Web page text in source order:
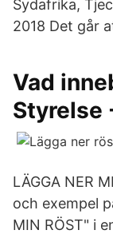
Sydafrika,
2018 Det går
Vad
Styrelse
LÄGGA NER
och exempel
MIN RÖST" i